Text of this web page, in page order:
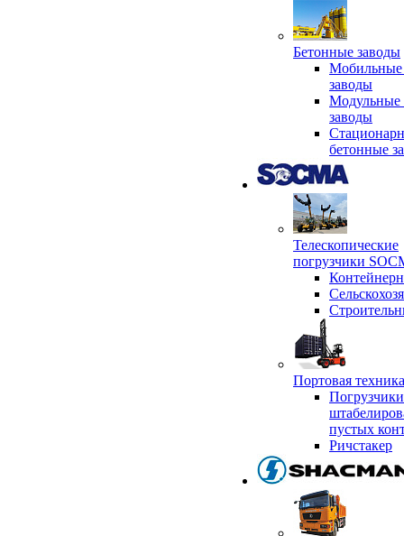
Бетонные заводы
Мобильные
заводы
Модульные
заводы
бетонные
Телескопические
погрузчики
Портовая
пустых
Ричстакер